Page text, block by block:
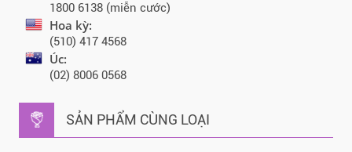
1800 6138 (miễn cước)
Hoa kỳ:
(510) 417 4568
Úc:
(02) 8006 0568
SẢN PHẨM CÙNG LOẠI